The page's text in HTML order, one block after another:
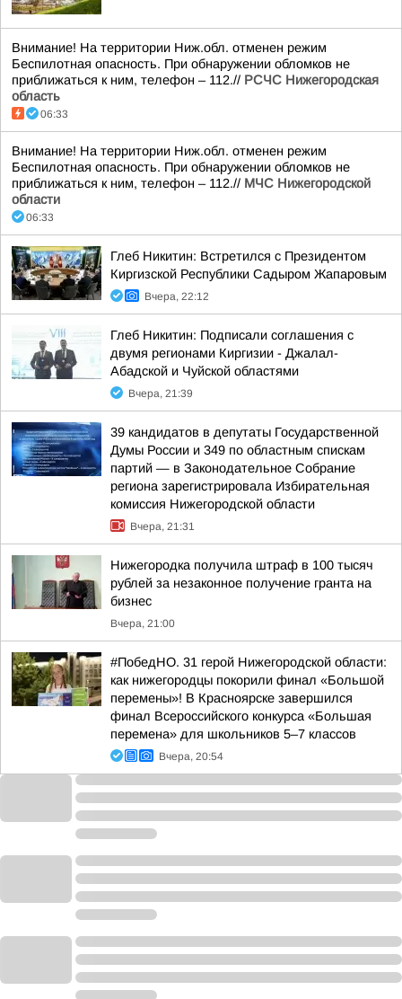
Внимание! На территории Ниж.обл. отменен режим
Беспилотная опасность. При обнаружении обломков не
приближаться к ним, телефон – 112.// РСЧС Нижегородская
область
06:33
Внимание! На территории Ниж.обл. отменен режим
Беспилотная опасность. При обнаружении обломков не
приближаться к ним, телефон – 112.// МЧС Нижегородской
области
06:33
Глеб Никитин: Встретился с Президентом
Киргизской Республики Садыром Жапаровым
Вчера, 22:12
Глеб Никитин: Подписали соглашения с
двумя регионами Киргизии - Джалал-
Абадской и Чуйской областями
Вчера, 21:39
39 кандидатов в депутаты Государственной
Думы России и 349 по областным спискам
партий — в Законодательное Собрание
региона зарегистрировала Избирательная
комиссия Нижегородской области
Вчера, 21:31
Нижегородка получила штраф в 100 тысяч
рублей за незаконное получение гранта на
бизнес
Вчера, 21:00
#ПобедНО. 31 герой Нижегородской области:
как нижегородцы покорили финал «Большой
перемены»! В Красноярске завершился
финал Всероссийского конкурса «Большая
перемена» для школьников 5–7 классов
Вчера, 20:54